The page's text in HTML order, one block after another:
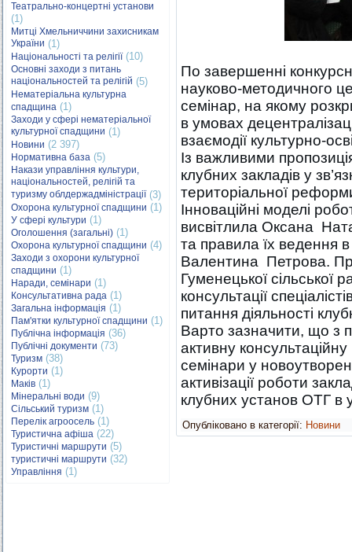
Театрально-концертні установи
(1)
Митці Хмельниччини захисникам
України (1)
Національності та релігії(10)
Основні заходи з питань
національностей та релігій (5)
Нематеріальна культурна
спадщина (1)
Заходи у сфері нематеріальної
культурної спадщини (1)
Новини (2 397)
Нормативна база (5)
Накази управління культури,
національностей, релігій та
туризму облдержадміністрації(3)
Охорона культурної спадщини (1)
У сфері культури (1)
Оголошення (загальні) (1)
Охорона культурної спадщини (4)
Заходи з охорони культурної
спадщини (1)
Наради, семінари (1)
Консультативна рада (1)
Загальна інформація (1)
Пам'ятки культурної спадщини (1)
Публічна інформація (36)
Публічні документи (73)
Туризм (38)
Курорти (1)
Маків (1)
Мінеральні води (9)
Сільський туризм (1)
Перелік агроосель (1)
Туристична афіша (22)
Туристичні маршрути (5)
туристичні маршрути (32)
Управління (1)
По завершенні
науково-методичного
семінар, на якому
в умовах
взаємодії культурно-
Із важливими
клубних закладів у
територіальної
Інноваційні моделі
висвітлила Оксана
та правила їх ведення
Валентина Петрова.
Гуменецької сільської
консультації
питання діяльності
Варто зазначити, що з
активну
семінари у
активізації роботи
клубних установ ОТГ в
Опубліковано в категорії: Новини